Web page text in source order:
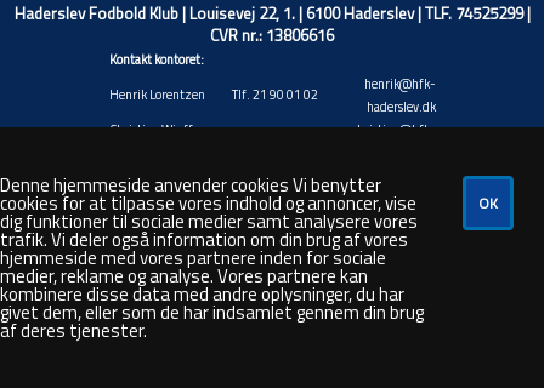
Haderslev Fodbold Klub | Louisevej 22, 1. | 6100 Haderslev | TLF. 74525299 |
CVR nr.: 13806616
Kontakt kontoret:
Henrik Lorentzen
Tlf. 21 90 01 02
henrik@hfk-
haderslev.dk
Christian Wiuff
christian@hfk-
Jacob Valentin
Andresen
Tlf. 20 88 92 20
haderslev.dk
Rasmus André
Hansen
Tlf. 48 80 50 26
rasmus@hfk-
haderslev.dk
Steven Bork
Tlf. 66 44 35 87
steven@hfk-
haderslev.dk
Denne hjemmeside anvender cookies Vi benytter
cookies for at tilpasse vores indhold og annoncer, vise
dig funktioner til sociale medier samt analysere vores
trafik. Vi deler også information om din brug af vores
hjemmeside med vores partnere inden for sociale
medier, reklame og analyse. Vores partnere kan
kombinere disse data med andre oplysninger, du har
givet dem, eller som de har indsamlet gennem din brug
af deres tjenester.